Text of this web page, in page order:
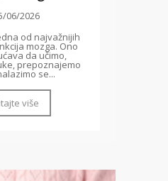
06/2026
od najvažnijih
mozga. Ono
da učimo,
prepoznajemo
se...
više